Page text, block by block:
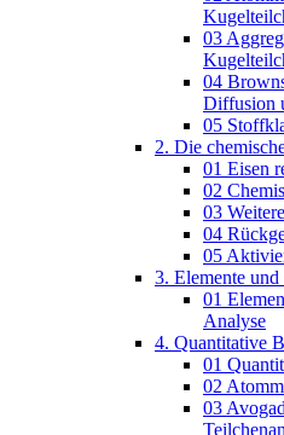
03
04
Diffusion
05
2. Die
01 Eisen
02
03
04
05
3. Elemente
01
Analyse
4. Quantitative
01
02
03